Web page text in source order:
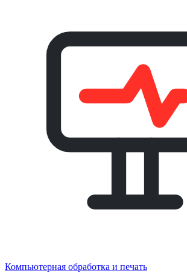
Компьютерная обработка и печать